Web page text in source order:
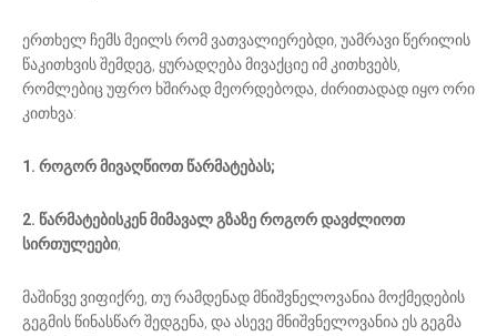
ერთხელ ჩემს მეილს რომ ვათვალიერებდი, უამრავი წერილის
წაკითხვის შემდეგ, ყურადღება მივაქციე იმ კითხვებს,
რომლებიც უფრო ხშირად მეორდებოდა, ძირითადად იყო ორი
კითხვა:
1. როგორ მივაღწიოთ წარმატებას;
2. წარმატებისკენ მიმავალ გზაზე როგორ დავძლიოთ
სირთულეები;
მაშინვე ვიფიქრე, თუ რამდენად მნიშვნელოვანია მოქმედების
გეგმის წინასწარ შედგენა, და ასევე მნიშვნელოვანია ეს გეგმა